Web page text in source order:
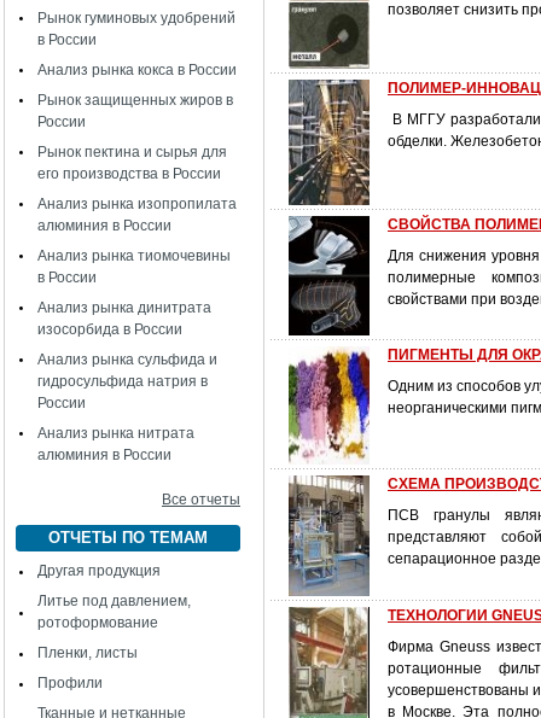
Рынок гуминовых удобрений
в России
Анализ рынка кокса в России
Рынок защищенных жиров в
России
Рынок пектина и сырья для
его производства в России
Анализ рынка изопропилата
алюминия в России
Анализ рынка тиомочевины
в России
Анализ рынка динитрата
изосорбида в России
Анализ рынка сульфида и
гидросульфида натрия в
России
Анализ рынка нитрата
алюминия в России
Все отчеты
ОТЧЕТЫ ПО ТЕМАМ
Другая продукция
Литье под давлением,
ротоформование
Пленки, листы
Профили
Тканные и нетканные
позволяет снизить
ПОЛИМЕР-
В МГГУ
обделки.
СВОЙСТВА
Для снижения
полимерные
свойствами при
ПИГМЕНТЫ ДЛЯ
Одним из способов
неорганическими
СХЕМА
ПСВ гранулы
представляют
сепарационное
ТЕХНОЛОГИИ
Фирма Gneuss
ротационные
усовершенствованы
в Москве. Эта